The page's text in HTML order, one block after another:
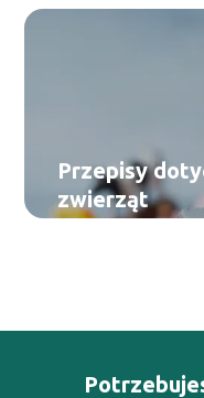
Przepisy
zwierząt